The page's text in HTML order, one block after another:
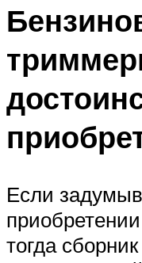
Если
тогда